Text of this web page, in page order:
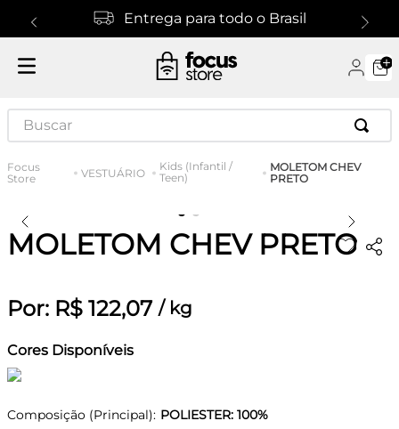
Entrega para todo o Brasil
Buscar
VESTUÁRIO
Kids (Infantil /
Teen)
MOLETOM CHEV
PRETO
MOLETOM CHEV PRETO
Por: R$ 122,07 / kg
Cores Disponíveis
Composição (Principal): POLIESTER: 100%